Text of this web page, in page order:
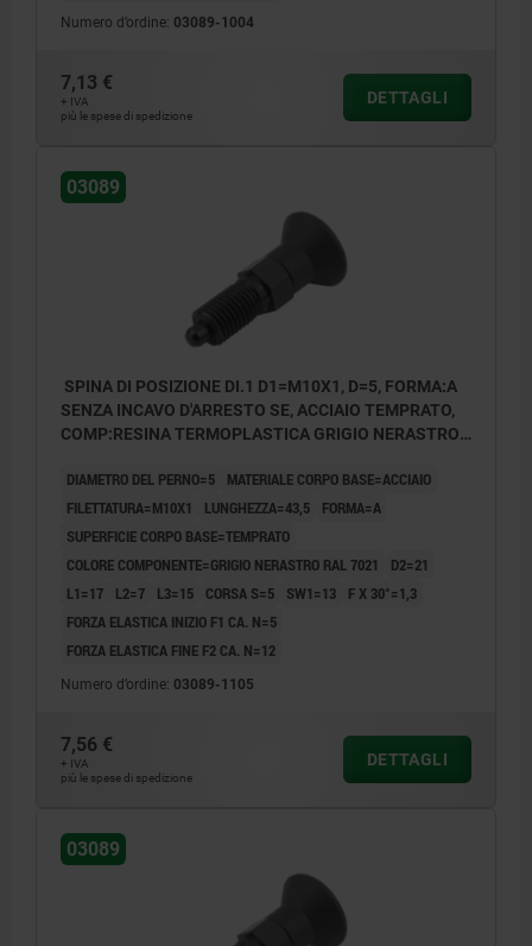
Numero d’ordine: 03089-1004
7,13 €
+ IVA
più le spese di spedizione
DETTAGLI
03089
SPINA DI POSIZIONE DI.1 D1=M10X1, D=5, FORMA:A
SENZA INCAVO D'ARRESTO SE, ACCIAIO TEMPRATO,
COMP:RESINA TERMOPLASTICA GRIGIO NERASTRO
DIAMETRO DEL PERNO=5
MATERIALE CORPO BASE=ACCIAIO
FILETTATURA=M10X1
LUNGHEZZA=43,5
FORMA=A
SUPERFICIE CORPO BASE=TEMPRATO
COLORE COMPONENTE=GRIGIO NERASTRO RAL 7021
D2=21
L1=17
L2=7 L3=15 CORSA S=5 SW1=13
F X 30°=1,3
FORZA ELASTICA INIZIO F1 CA. N=5
FORZA ELASTICA FINE F2 CA. N=12
Numero d’ordine: 03089-1105
7,56 €
+ IVA
più le spese di spedizione
DETTAGLI
03089